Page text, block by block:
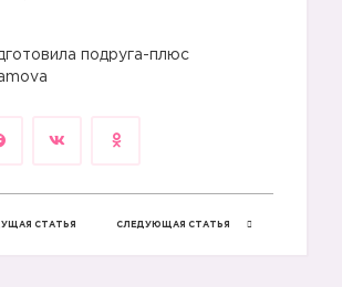
подруга-плюс
СТАТЬЯ СЛЕДУЮЩАЯ СТАТЬЯ